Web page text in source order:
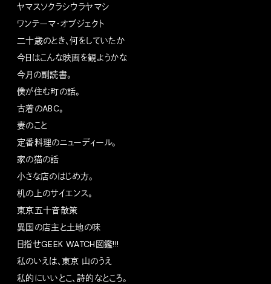
ヤマスソクラシウラヤマシ
ワンテーマ・オブジェクト
二十歳のとき、何をしていたか
今日はこんな映画を観ようかな
今月の副読書。
僕が住む町の話。
古着のABC。
妻のこと
定番料理のニューディール。
家の猫の話
小さな店のはじめ方。
机の上のサイエンス。
東京五十音散策
異国の店主と土地の味
目指せGEEK WATCH図鑑!!!
私のいえは、東京 山のうえ
私的にいいとこ、詩的なところ。